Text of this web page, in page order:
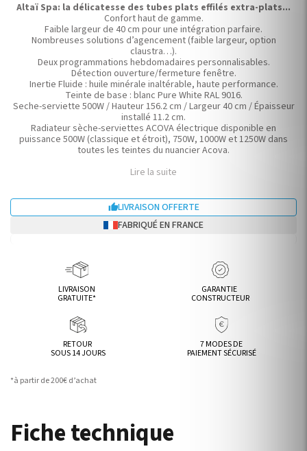
Altaï Spa: la délicatesse des tubes plats effilés extra-plats...
Confort haut de gamme.
Faible largeur de 40 cm pour une intégration parfaire.
Nombreuses solutions d’agencement (faible largeur, option
claustra…).
Deux programmations hebdomadaires personnalisables.
Détection ouverture/fermeture fenêtre.
Inertie Fluide : huile minérale inaltérable, haute performance.
Teinte de base : blanc Pure White RAL 9016.
Seche-serviette 500W / Hauteur 156.2 cm / Largeur 40 cm / Épaisseur
installé 11.2 cm.
Radiateur sèche-serviettes ACOVA électrique disponible en
puissance 500W (classique et étroit), 750W, 1000W et 1250W dans
toutes les teintes du nuancier Acova.
Lire la suite
LIVRAISON OFFERTE
FABRIQUÉ EN FRANCE
LIVRAISON
GRATUITE*
GARANTIE
CONSTRUCTEUR
RETOUR
SOUS 14 JOURS
7 MODES DE
PAIEMENT SÉCURISÉ
*à partir de 200€ d’achat
Fiche technique